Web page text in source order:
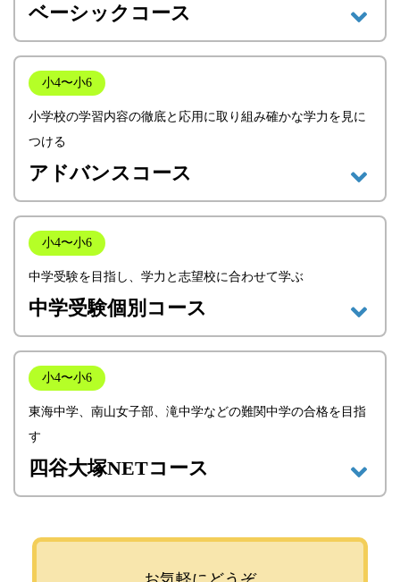
ベーシックコース
小4〜小6
小学校の学習内容の徹底と応用に取り組み確かな学力を見に
つける
アドバンスコース
小4〜小6
中学受験を目指し、学力と志望校に合わせて学ぶ
中学受験個別コース
小4〜小6
東海中学、南山女子部、滝中学などの難関中学の合格を目指
す
四谷大塚NETコース